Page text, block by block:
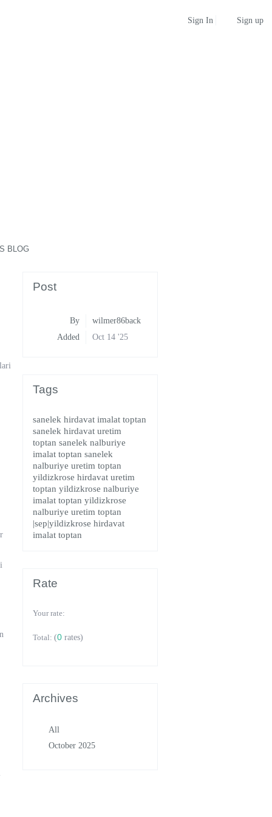
Sign In Sign up
BLOG
Post
By
wilmer86back
Added
Oct 14 '25
Tags
sanelek hirdavat imalat toptan
sanelek hirdavat uretim
toptansanelek nalburiye
imalat toptansanelek
nalburiye uretim toptan
yildizkrose hirdavat uretim
toptanyildizkrose nalburiye
imalat toptanyildizkrose
nalburiye uretim toptan
|sep|yildizkrose hirdavat
imalat toptan
Rate
Your rate:
Total:(0 rates)
Archives
All
October 2025